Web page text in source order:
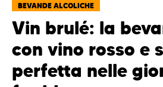
BEVANDE ALCOLICHE
Vin brulé: la
con vino rosso e
perfetta nelle